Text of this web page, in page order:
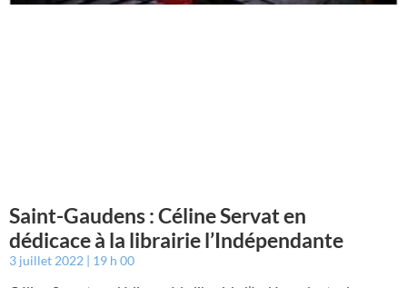
Saint-Gaudens : Céline Servat en
dédicace à la librairie l’Indépendante
3 juillet 2022 19 h 00